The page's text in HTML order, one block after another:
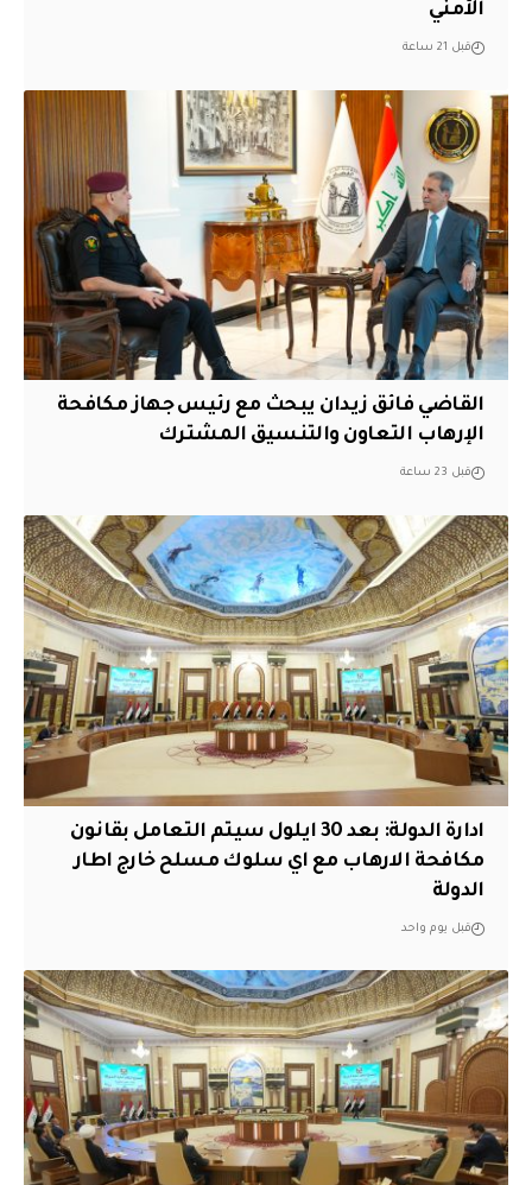
الأمني
قبل 21 ساعة
القاضي فائق زيدان يبحث مع رئيس جهاز مكافحة
الإرهاب التعاون والتنسيق المشترك
قبل 23 ساعة
ادارة الدولة: بعد 30 ايلول سيتم التعامل بقانون
مكافحة الارهاب مع اي سلوك مسلح خارج اطار
الدولة
قبل يوم واحد